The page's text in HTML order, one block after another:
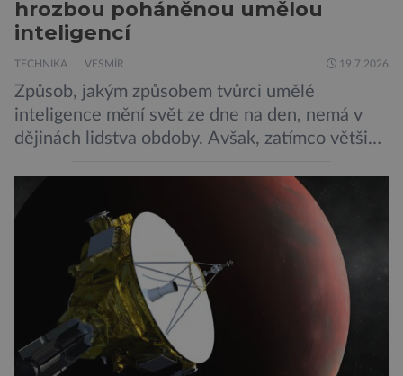
hrozbou poháněnou umělou
inteligencí
TECHNIKA VESMÍR 19.7.2026
Způsob, jakým způsobem tvůrci umělé
inteligence mění svět ze dne na den, nemá v
dějinách lidstva obdoby. Avšak, zatímco většina
generování obrázků nebo automatizaci práce,
bezpečnostní experti upozorňují na mnohem
méně nápadné riziko. Podle některých
odborníků by už během příštích dvou let mohly
pokročilé systémy AI výrazně usnadnit
kybernetické útoky […]